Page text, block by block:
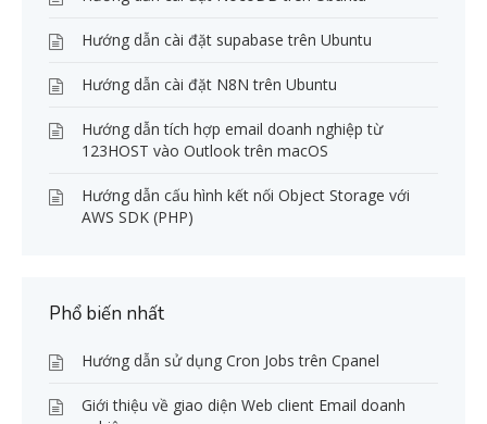
Hướng dẫn cài đặt supabase trên Ubuntu
Hướng dẫn cài đặt N8N trên Ubuntu
Hướng dẫn tích hợp email doanh nghiệp từ
123HOST vào Outlook trên macOS
Hướng dẫn cấu hình kết nối Object Storage với
AWS SDK (PHP)
Phổ biến nhất
Hướng dẫn sử dụng Cron Jobs trên Cpanel
Giới thiệu về giao diện Web client Email doanh